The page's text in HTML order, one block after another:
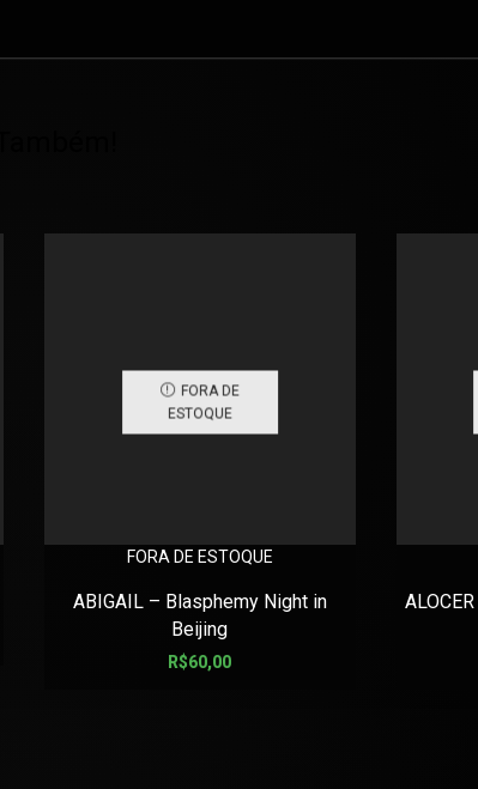
FORA DE
ESTOQUE
FORA DE ESTOQUE
ABIGAIL – Blasphemy Night in
Beijing
R$60,00